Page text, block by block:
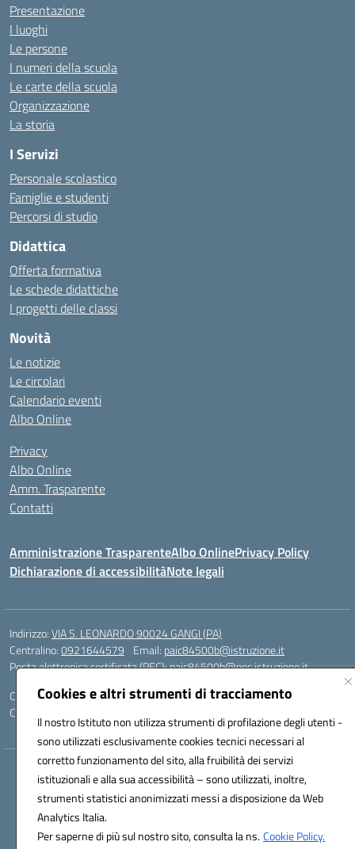
Cookies e altri strumenti di tracciamento
Il nostro Istituto non utilizza strumenti di profilazione degli utenti -
sono utilizzati esclusivamente cookies tecnici necessari al
corretto funzionamento del sito, alla fruibilità dei servizi
istituzionali e alla sua accessibilità – sono utilizzati, inoltre,
strumenti statistici anonimizzati messi a disposizione da Web
Analytics Italia.
Per saperne di più sul nostro sito, consulta la ns.Cookie Policy.
Presentazione
I luoghi
Le persone
I numeri della scuola
Le carte della scuola
Organizzazione
La storia
I Servizi
Personale scolastico
Famiglie e studenti
Percorsi di studio
Didattica
Offerta formativa
Le schede didattiche
I progetti delle classi
Novità
Le notizie
Le circolari
Calendario eventi
Albo Online
Privacy
Albo Online
Amm. Trasparente
Contatti
Amministrazione TrasparenteAlbo OnlinePrivacy Policy
Dichiarazione di accessibilitàNote legali
Indirizzo:VIA S. LEONARDO 90024 GANGI (PA)
Centralino:0921644579 Email: paic84500b@istruzione.it
Posta elettronica certificata (PEC):paic84500b@pec.istruzione.it
Codice fiscale: 95005240825
Codice meccanografico:
Hosting & Powered by 3D Solution S.r.l.
Concept & Design by Designers Italia